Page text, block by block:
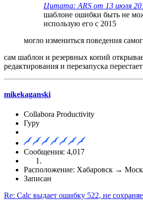
Цитата: ARS от 13 июля
шаблоне ошибки быть не
использую его с 2015
могло измениться поведения
сам шаблон и резервных копий
редактирования и перезапуска
mikekaganski
Collabora Productivity
Гуру
Сообщения: 4,017
Расположение: Хабаровск →
Записан
Re: Calc выдает ошибку 522, не